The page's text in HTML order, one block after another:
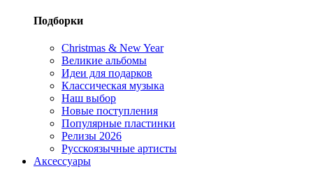
Подборки
Christmas & New Year
Великие альбомы
Идеи для подарков
Классическая музыка
Наш выбор
Новые поступления
Популярные пластинки
Релизы 2026
Русскоязычные артисты
Аксессуары